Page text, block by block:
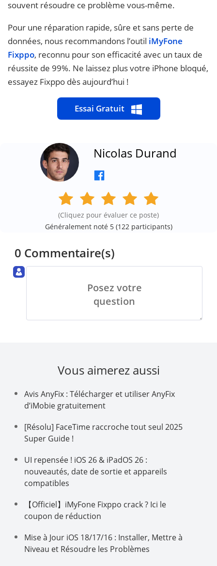
souvent résoudre ce problème vous-même.
Pour une réparation rapide, sûre et sans perte de
données, nous recommandons l’outil iMyFone
Fixppo, reconnu pour son efficacité avec un taux de
réussite de 99%. Ne laissez plus votre iPhone bloqué,
essayez Fixppo dès aujourd’hui !
Essai Gratuit
Nicolas Durand
(Cliquez pour évaluer ce poste)
Généralement noté 5 (122 participants)
0 Commentaire(s)
Posez votre
question
Vous aimerez aussi
Avis AnyFix : Télécharger et utiliser AnyFix
d’iMobie gratuitement
[Résolu] FaceTime raccroche tout seul 2025
Super Guide !
UI repensée ! iOS 26 & iPadOS 26 :
nouveautés, date de sortie et appareils
compatibles
【Officiel】iMyFone Fixppo crack ? Ici le
coupon de réduction
Mise à Jour iOS 18/17/16 : Installer, Mettre à
Niveau et Résoudre les Problèmes